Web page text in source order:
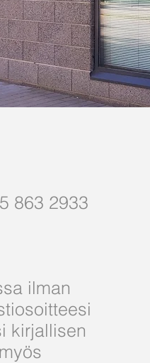
863 2933
ilman
kirjallisen